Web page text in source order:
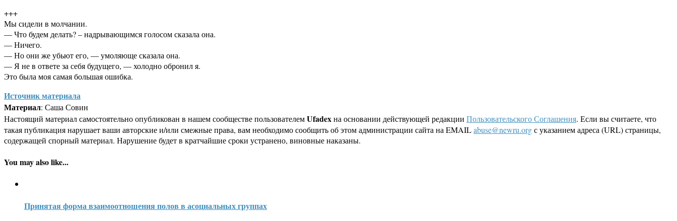
+++
Мы сидели в молчании.
— Что будем делать? – надрывающимся голосом сказала она.
— Ничего.
— Но они же убьют его, — умоляюще сказала она.
— Я не в ответе за себя будущего, — холодно обронил я.
Это была моя самая большая ошибка.
Источник материала
Материал: Саша Совин
Настоящий материал самостоятельно опубликован в нашем сообществе пользователемUfadexна основании действующей редакции Пользовательского Соглашения. Если вы считаете, что
такая публикация нарушает ваши авторские и/или смежные права, вам необходимо сообщить об этом администрации сайта на EMAILabuse@newru.orgс указанием адреса (URL) страницы,
содержащей спорный материал. Нарушение будет в кратчайшие сроки устранено, виновные наказаны.
You may also like...
Принятая форма взаимоотношения полов в асоциальных группах